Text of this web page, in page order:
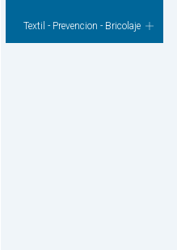
Textil - Prevencion - Bricolaje